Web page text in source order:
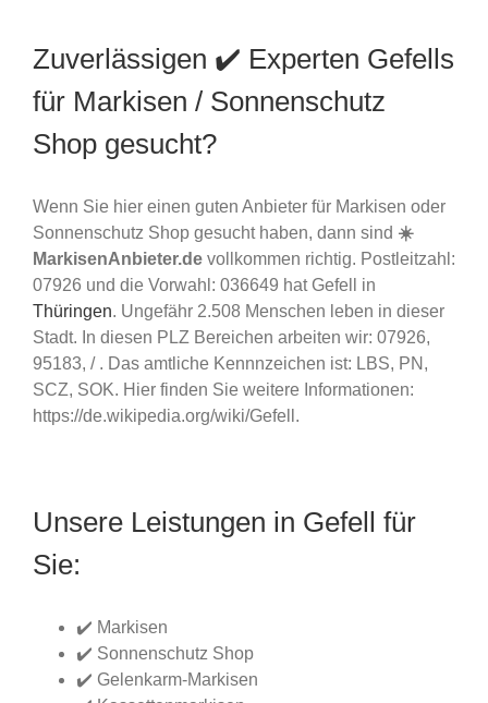
Zuverlässigen ✔️ Experten Gefells
für Markisen / Sonnenschutz
Shop gesucht?
Wenn Sie hier einen guten Anbieter für Markisen oder
Sonnenschutz Shop gesucht haben, dann sind ☀️
MarkisenAnbieter.de vollkommen richtig. Postleitzahl:
07926 und die Vorwahl: 036649 hat Gefell in
Thüringen. Ungefähr 2.508 Menschen leben in dieser
Stadt. In diesen PLZ Bereichen arbeiten wir: 07926,
95183, / . Das amtliche Kennnzeichen ist: LBS, PN,
SCZ, SOK. Hier finden Sie weitere Informationen:
https://de.wikipedia.org/wiki/Gefell.
Unsere Leistungen in Gefell für
Sie:
✔️ Markisen
✔️ Sonnenschutz Shop
✔️ Gelenkarm-Markisen